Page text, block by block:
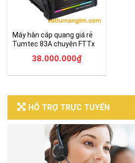
HỖ TRỢ TRỰC TUYẾN
Máy hàn cáp quang giá rẻ
Tumtec 83A chuyên FTTx
38.000.000₫